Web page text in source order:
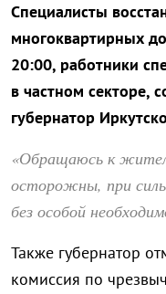
Специалисты
многоквартирных
20:00, работники
в частном секторе,
губернатор
«Обращаюсь к
осторожны, при
без особой
Также губернатор
комиссия по